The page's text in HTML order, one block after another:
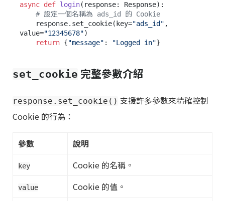
async def login( response: Response):
# 設定一個名稱為 ads_id 的 Cookie
    response.set_cookie(key=
"ads_id" ,
value="12345678")
return {"message" : "Logged in"
set_cookie 完整參數介紹
response.set_cookie() 支援許多參數來精確控制
Cookie 的行為：
參數 說明
key Cookie 的名稱。
value Cookie 的值。